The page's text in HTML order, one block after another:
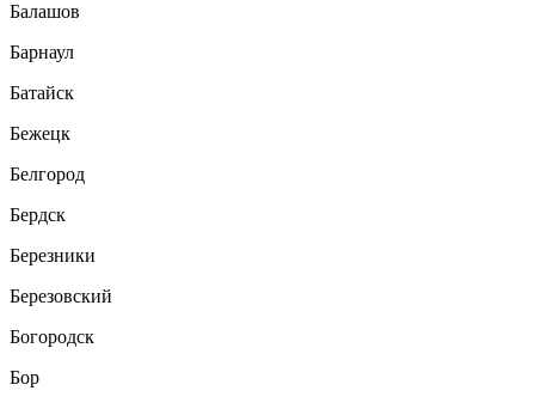
Балашов
Барнаул
Батайск
Бежецк
Белгород
Бердск
Березники
Березовский
Богородск
Бор